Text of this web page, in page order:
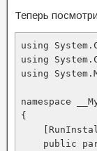
Теперь
using
using
using
namespace
{
public